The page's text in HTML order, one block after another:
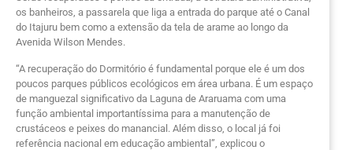
os banheiros, a passarela que liga a entrada do parque até o Canal
do Itajuru bem como a extensão da tela de arame ao longo da
Avenida Wilson Mendes.
“A recuperação do Dormitório é fundamental porque ele é um dos
poucos parques públicos ecológicos em área urbana. É um espaço
de manguezal significativo da Laguna de Araruama com uma
função ambiental importantíssima para a manutenção de
crustáceos e peixes do manancial. Além disso, o local já foi
referência nacional em educação ambiental”, explicou o